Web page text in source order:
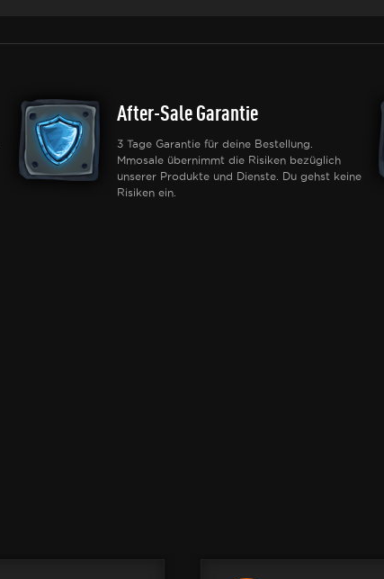
After-Sale Garantie
3 Tage Garantie für deine Bestellung.
Mmosale übernimmt die Risiken bezüglich
unserer Produkte und Dienste. Du gehst keine
Risiken ein.